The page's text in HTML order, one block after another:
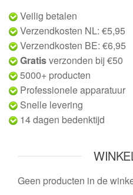
Veilig betalen
Verzendkosten NL: €5,95
Verzendkosten BE: €6,95
Gratisverzonden bij €50
5000+ producten
Professionele apparatuur
Snelle levering
14 dagen bedenktijd
Geen producten in de